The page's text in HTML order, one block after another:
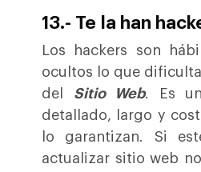
13.- Te la han
Los hackers son
ocultos lo que
del Sitio Web. Es
detallado, largo y
lo garantizan. Si
actualizar sitio web